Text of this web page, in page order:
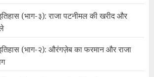
(भाग-३): राजा पटनीमल की खरीद और
(भाग-२): औरंगज़ेब का फरमान और राजा